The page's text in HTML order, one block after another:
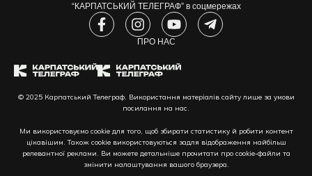
“КАРПАТСЬКИЙ ТЕЛЕГРАФ” в соцмережах
F
a
b
o
-
f
I
n
s
a
r
a
m
Y
o
u
t
u
e
T
e
a
-
p
l
a
ПРО НАС
© 2025 Карпатський Телеграф. Використання матеріалів сайту лише за умови
посилання на нас.
Ми використовуємо cookie для того, щоб збирати статистику й робити контент
цікавішим. Також cookie використовуються задля відображення найбільш
релевантної реклами. Ви можете детальніше прочитати про cookie-файли та
змінити налаштування вашого браузера.